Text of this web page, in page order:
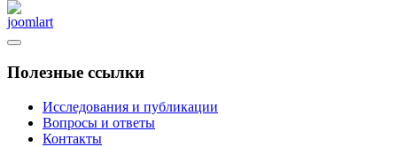
Полезные ссылки
Исследования и публикации
Вопросы и ответы
Контакты